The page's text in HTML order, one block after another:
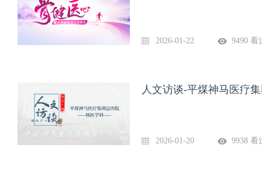
2026-01-22 9490 看
人文访谈-平煤神马医疗
2026-01-20 9938 看